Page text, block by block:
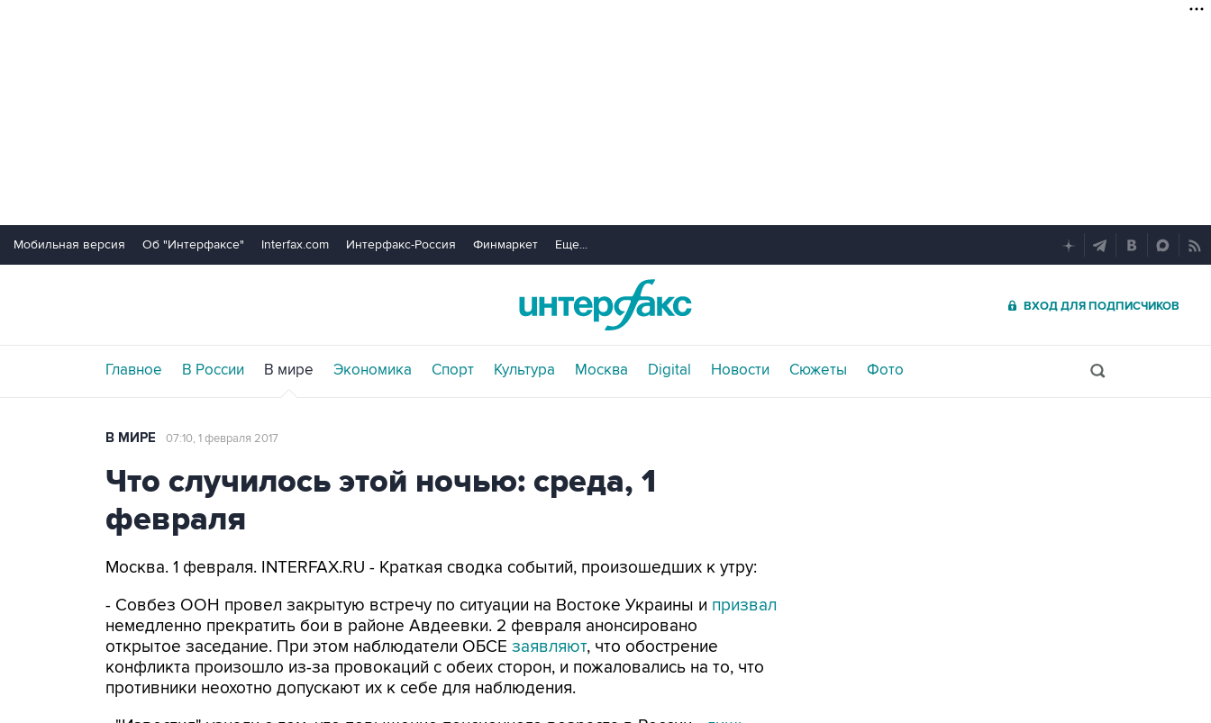
Мобильная версия Об "Интерфаксе" Interfax.com Интерфакс-Россия Финмаркет Еще...
ВХОД ДЛЯ ПОДПИСЧИКОВ
Главное В России В мире Экономика Спорт Культура Москва Digital Новости Сюжеты Фото
В МИРЕ 07:10, 1 февраля 2017
Что случилось этой ночью: среда, 1
февраля
Москва. 1 февраля. INTERFAX.RU - Краткая сводка событий, произошедших к утру:
- Совбез ООН провел закрытую встречу по ситуации на Востоке Украины и призвал
немедленно прекратить бои в районе Авдеевки. 2 февраля анонсировано
открытое заседание. При этом наблюдатели ОБСЕ заявляют, что обострение
конфликта произошло из-за провокаций с обеих сторон, и пожаловались на то, что
противники неохотно допускают их к себе для наблюдения.